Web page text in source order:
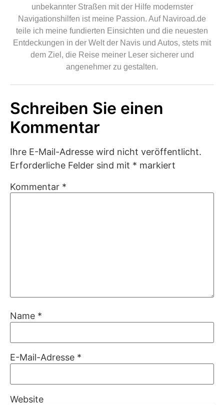
unbekannter Straßen mit der Hilfe modernster
Navigationshilfen ist meine Passion. Auf Naviroad.de
teile ich meine fundierten Einsichten und die neuesten
Entdeckungen in der Welt der Navis und Autos, stets mit
dem Ziel, die Reise meiner Leser sicherer und
angenehmer zu gestalten.
Schreiben Sie einen
Kommentar
Ihre E-Mail-Adresse wird nicht veröffentlicht.
Erforderliche Felder sind mit * markiert
Kommentar *
Name *
E-Mail-Adresse *
Website